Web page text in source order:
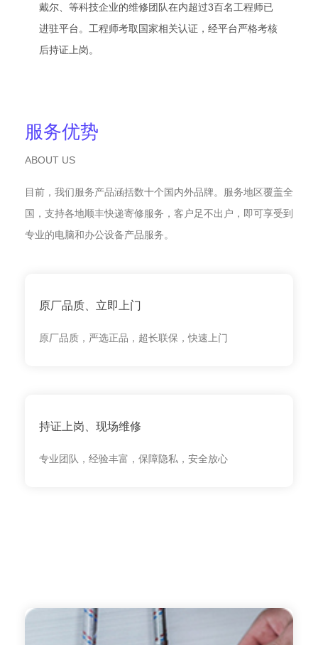
戴尔、等科技企业的维修团队在内超过3百名工程师已
进驻平台。工程师考取国家相关认证，经平台严格考核
后持证上岗。
服务优势
ABOUT US
目前，我们服务产品涵括数十个国内外品牌。服务地区覆盖全
国，支持各地顺丰快递寄修服务，客户足不出户，即可享受到
专业的电脑和办公设备产品服务。
原厂品质、立即上门
原厂品质，严选正品，超长联保，快速上门
持证上岗、现场维修
专业团队，经验丰富，保障隐私，安全放心